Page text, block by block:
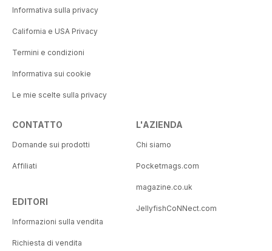
Informativa sulla privacy
California e USA Privacy
Termini e condizioni
Informativa sui cookie
Le mie scelte sulla privacy
CONTATTO
Domande sui prodotti
Affiliati
EDITORI
Informazioni sulla vendita
Richiesta di vendita
L'AZIENDA
Chi siamo
Pocketmags.com
magazine.co.uk
JellyfishCoNNect.com